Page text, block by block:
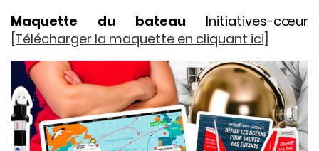
Maquette du bateau Initiatives-cœur
[Télécharger la maquette en cliquant ici]